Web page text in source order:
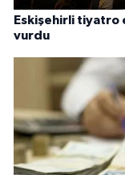
Eskişehirli tiyatro
vurdu